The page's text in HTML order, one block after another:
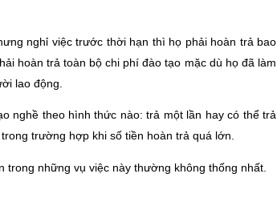
nghỉ việc trước thời hạn thì họ phải hoàn trả bao
hoàn trả toàn bộ chi phí đào tạo mặc dù họ đã làm
lao động.
nghề theo hình thức nào: trả một lần hay có thể trả
trường hợp khi số tiền hoàn trả quá lớn.
những vụ việc này thường không thống nhất.